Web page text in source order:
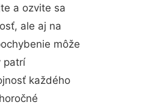
a ozvite sa
ale aj na
môže
patrí
každého